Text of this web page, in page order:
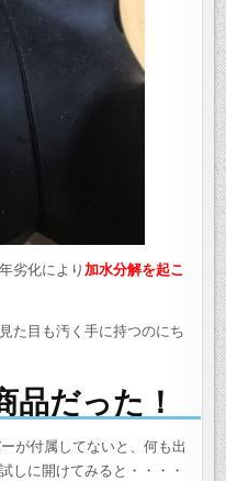
劣化により加水分解を起こ
た目も汚く手に持つのにち
品だった！
が付属してないと、何も出
しに開けてみると・・・・